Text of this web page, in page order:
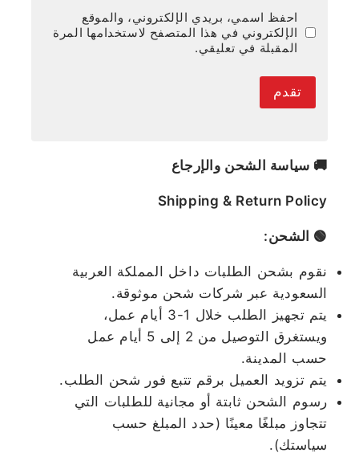
احفظ اسمي، بريدي الإلكتروني، والموقع
الإلكتروني في هذا المتصفح لاستخدامها المرة
المقبلة في تعليقي.
🚚 سياسة الشحن والإرجاع
Shipping & Return Policy
🟢 الشحن:
نقوم بشحن الطلبات داخل المملكة العربية
السعودية عبر شركات شحن موثوقة.
يتم تجهيز الطلب خلال 1-3 أيام عمل،
ويستغرق التوصيل من 2 إلى 5 أيام عمل
حسب المدينة.
يتم تزويد العميل برقم تتبع فور شحن الطلب.
رسوم الشحن ثابتة أو مجانية للطلبات التي
تتجاوز مبلغًا معينًا (حدد المبلغ حسب
سياستك).